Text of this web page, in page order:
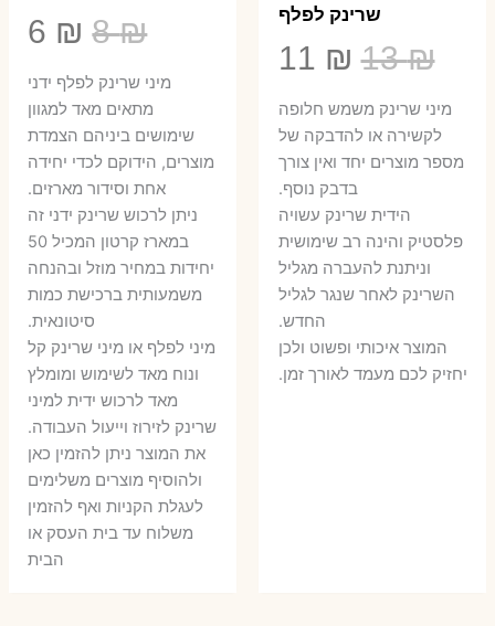
שרינק לפלף
13₪
המחיר
המקורי
היה:
13 ₪.
11 ₪
הוא:
​מיני שרינק משמש חלופה
לקשירה או להדבקה של
מספר מוצרים יחד ואין צורך
בדבק נוסף.
הידית שרינק עשויה
פלסטיק והינה רב שימושית
וניתנת להעברה מגליל
השרינק לאחר שנגר לגליל
החדש.
המוצר איכותי ופשוט ולכן
יחזיק לכם מעמד לאורך זמן.
8₪
היה:
8 ₪.
6 ₪
6 ₪.
מיני שרינק לפלף ידני
מתאים מאד למגוון
שימושים ביניהם הצמדת
מוצרים, הידוקם לכדי יחידה
אחת וסידור מארזים.
ניתן לרכוש שרינק ידני זה
במארז קרטון המכיל 50
יחידות במחיר מוזל ובהנחה
משמעותית ברכישת כמות
סיטונאית.
מיני לפלף או מיני שרינק קל
ונוח מאד לשימוש ומומלץ
מאד לרכוש ידית למיני
שרינק לזירוז וייעול העבודה.
את המוצר ניתן להזמין כאן
ולהוסיף מוצרים משלימים
לעגלת הקניות ואף להזמין
משלוח עד בית העסק או
הבית